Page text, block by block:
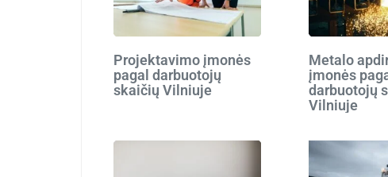
Projektavimo įmonės
pagal darbuotojų
skaičių Vilniuje
Metalo
įmonės
darbuotojų
Vilniuje